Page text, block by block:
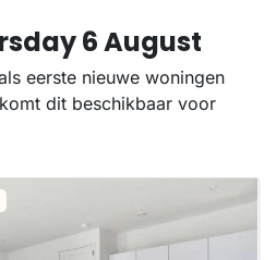
6 August
eerste nieuwe woningen
dit beschikbaar voor